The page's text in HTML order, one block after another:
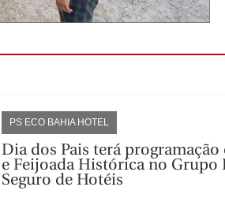
PS ECO BAHIA HOTEL
Dia dos Pais terá programação
e Feijoada Histórica no Grupo
Seguro de Hotéis